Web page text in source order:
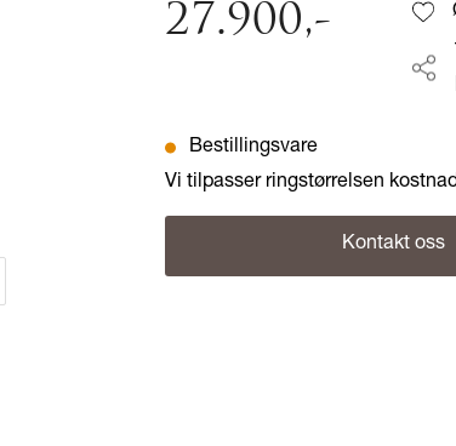
27.900,-
Bestillingsvare
Vi tilpasser ringstørrelsen
Kontakt oss